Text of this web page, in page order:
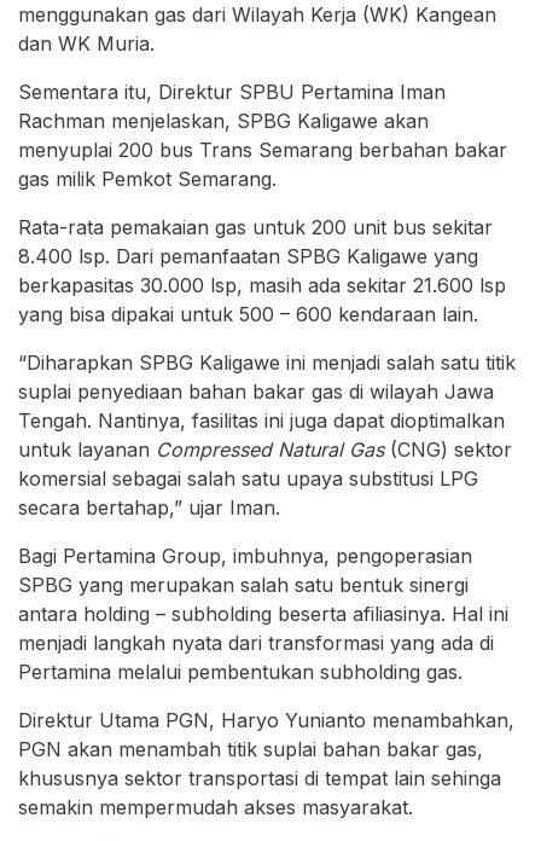
menggunakan gas dari Wilayah Kerja (WK) Kangean
dan WK Muria.
Sementara itu, Direktur SPBU Pertamina Iman
Rachman menjelaskan, SPBG Kaligawe akan
menyuplai 200 bus Trans Semarang berbahan bakar
gas milik Pemkot Semarang.
Rata-rata pemakaian gas untuk 200 unit bus sekitar
8.400 lsp. Dari pemanfaatan SPBG Kaligawe yang
berkapasitas 30.000 lsp, masih ada sekitar 21.600 lsp
yang bisa dipakai untuk 500 – 600 kendaraan lain.
“Diharapkan SPBG Kaligawe ini menjadi salah satu titik
suplai penyediaan bahan bakar gas di wilayah Jawa
Tengah. Nantinya, fasilitas ini juga dapat dioptimalkan
untuk layanan Compressed Natural Gas(CNG) sektor
komersial sebagai salah satu upaya substitusi LPG
secara bertahap,” ujar Iman.
Bagi Pertamina Group, imbuhnya, pengoperasian
SPBG yang merupakan salah satu bentuk sinergi
antara holding – subholding beserta afiliasinya. Hal ini
menjadi langkah nyata dari transformasi yang ada di
Pertamina melalui pembentukan subholding gas.
Direktur Utama PGN, Haryo Yunianto menambahkan,
PGN akan menambah titik suplai bahan bakar gas,
khususnya sektor transportasi di tempat lain sehinga
semakin mempermudah akses masyarakat.